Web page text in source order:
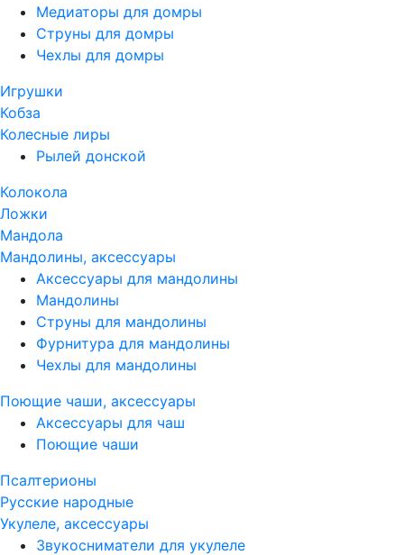
Медиаторы для домры
Струны для домры
Чехлы для домры
Игрушки
Кобза
Колесные лиры
Рылей донской
Колокола
Ложки
Мандола
Мандолины, аксессуары
Аксессуары для мандолины
Мандолины
Струны для мандолины
Фурнитура для мандолины
Чехлы для мандолины
Поющие чаши, аксессуары
Аксессуары для чаш
Поющие чаши
Псалтерионы
Русские народные
Укулеле, аксессуары
Звукосниматели для укулеле